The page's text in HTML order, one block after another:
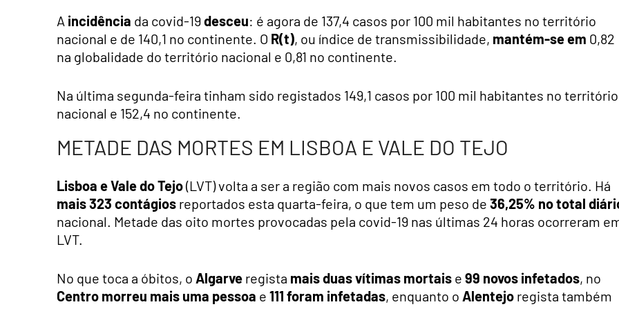
A incidência da covid-19desceu: é agora de 137,4 casos por 100 mil habitantes no território
nacional e de 140,1 no continente. O R(t), ou índice de transmissibilidade, mantém-se em 0,82
na globalidade do território nacional e 0,81 no continente.
Na última segunda-feira tinham sido registados 149,1 casos por 100 mil habitantes no território
nacional e 152,4 no continente.
METADE DAS MORTES EM LISBOA E VALE DO TEJO
Lisboa e Vale do Tejo(LVT) volta a ser a região com mais novos casos em todo o território. Há
mais 323 contágios reportados esta quarta-feira, o que tem um peso de 36,25% no total
nacional. Metade das oito mortes provocadas pela covid-19 nas últimas 24 horas ocorreram
LVT.
No que toca a óbitos, o Algarve regista mais duas vítimas mortais e 99 novos infetados, no
Centro morreu mais uma pessoa e 111 foram infetadas, enquanto o Alentejo regista também